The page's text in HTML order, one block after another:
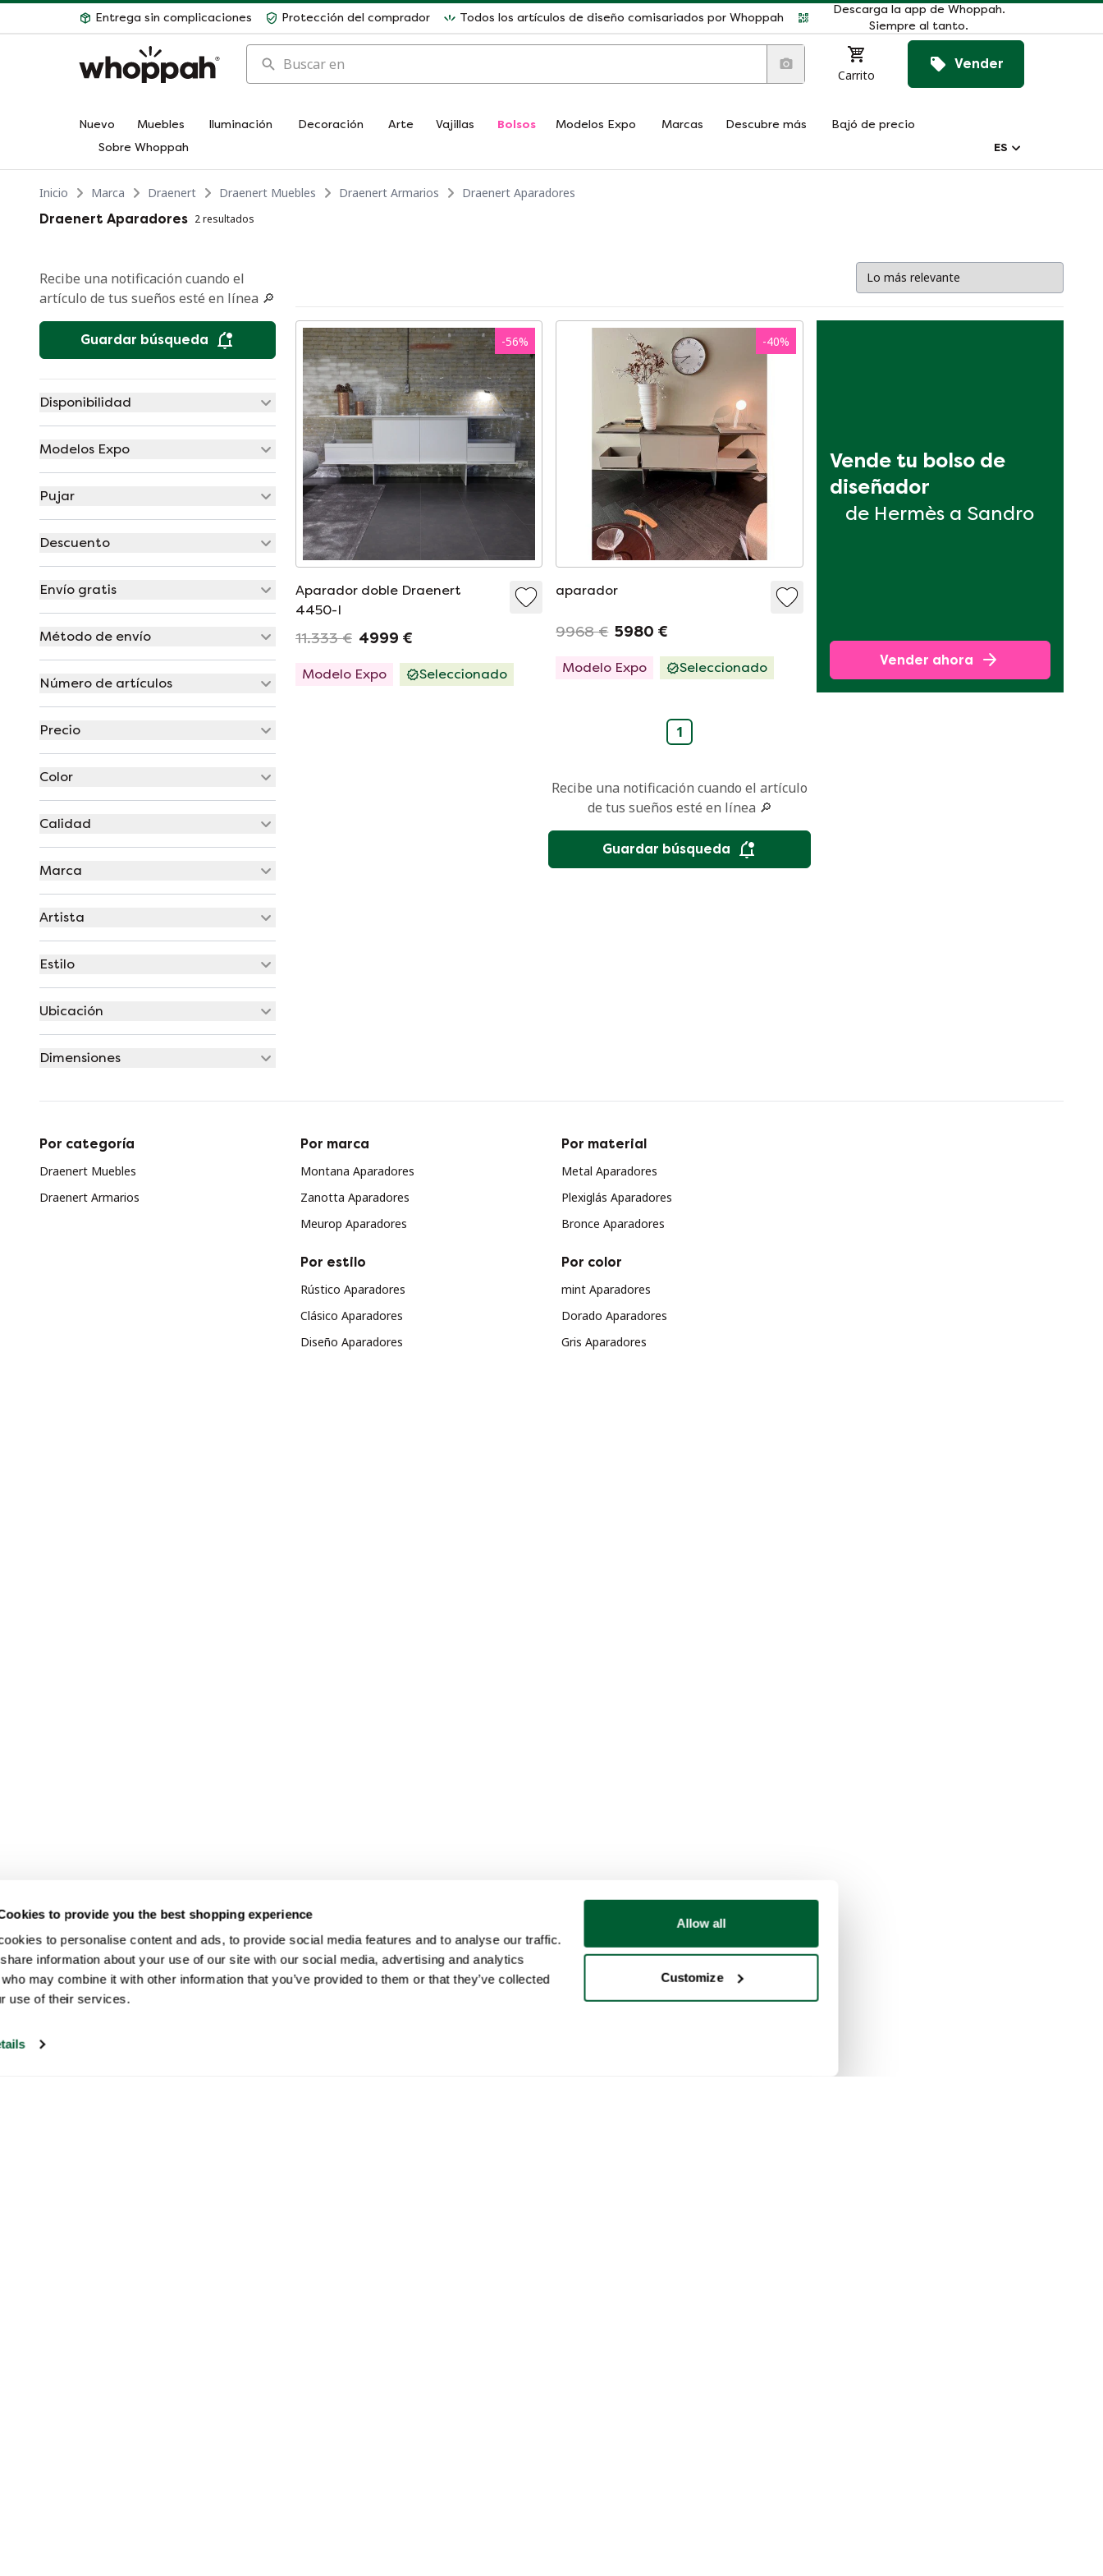
to provide you the best shopping experience
to personalise content and ads, to provide social media features and to analyse our traffic.
information about your use of our site with our social media, advertising and analytics
may combine it with other information that you’ve provided to them or that they’ve collected
use of their services.
Allow all
Customize
Entrega sin complicaciones Protección del comprador Todos los artículos de diseño comisariados por Whoppah
Descarga la app de Whoppah.
Siempre al tanto.
Buscar en
Carrito
Vender
Nuevo Muebles Iluminación Decoración Arte Vajillas Bolsos Modelos Expo Marcas Descubre más
Bajó de precio
Sobre Whoppah
ES
Inicio Marca Draenert Draenert Muebles Draenert Armarios
Draenert Aparadores
Draenert Aparadores 2 resultados
Recibe una notificación cuando el
artículo de tus sueños esté en línea 🔎
Guardar búsqueda
Disponibilidad
Modelos Expo
Pujar
Descuento
Envío gratis
Método de envío
Número de artículos
Precio
Color
Calidad
Marca
Artista
Estilo
Ubicación
Dimensiones
-56%
Aparador doble Draenert
4450-I
11.333 € 4999 €
Modelo Expo Seleccionado
-40%
aparador
9968 € 5980 €
Modelo Expo Seleccionado
Vende tu bolso de
diseñador
de Hermès a Sandro
Vender ahora
1
Recibe una notificación cuando el artículo
de tus sueños esté en línea 🔎
Guardar búsqueda
Por categoría
Draenert Muebles
Draenert Armarios
Por marca
Montana Aparadores
Zanotta Aparadores
Meurop Aparadores
Por estilo
Rústico Aparadores
Clásico Aparadores
Diseño Aparadores
Por material
Metal Aparadores
Plexiglás Aparadores
Bronce Aparadores
Por color
mint Aparadores
Dorado Aparadores
Gris Aparadores